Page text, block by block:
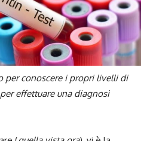
per conoscere i propri livelli di
effettuare una diagnosi